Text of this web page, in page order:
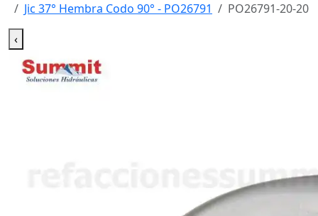
Jic 37° Hembra Codo 90° - PO26791
PO26791-20-20
‹